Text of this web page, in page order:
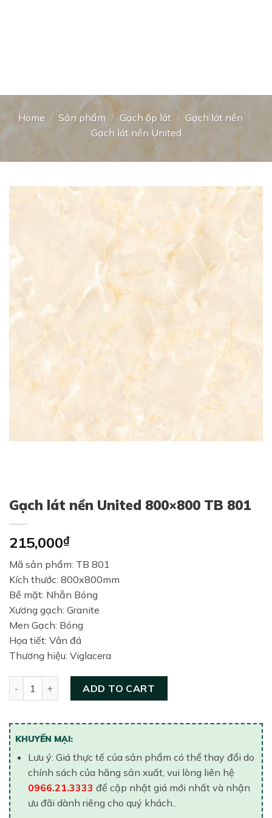
Home / Sản phẩm / Gạch ốp lát / Gạch lát nền /
Gạch lát nền United
Gạch lát nền United 800×800 TB 801
215,000₫
Mã sản phẩm: TB 801
Kích thước: 800x800mm
Bề mặt: Nhẵn Bóng
Xương gạch: Granite
Men Gạch: Bóng
Họa tiết: Vân đá
Thương hiệu: Viglacera
ADD TO CART
KHUYẾN MẠI:
Lưu ý: Giá thực tế của sản phẩm có thể thay đổi do
chính sách của hãng sản xuất, vui lòng liên hệ
0966.21.3333 để cập nhật giá mới nhất và nhận
ưu đãi dành riêng cho quý khách..